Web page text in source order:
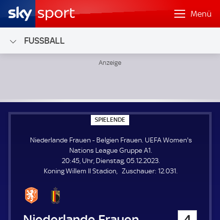
Menü
FUSSBALL
SPIELENDE
P
E
E
N
D
E
Niederlande Frauen - Belgien Frauen. UEFA Women's
Nations League Gruppe A1.
20:45, Uhr, Dienstag, 05.12.2023.
Koning Willem II Stadion
Zuschauer: Z
12.031.